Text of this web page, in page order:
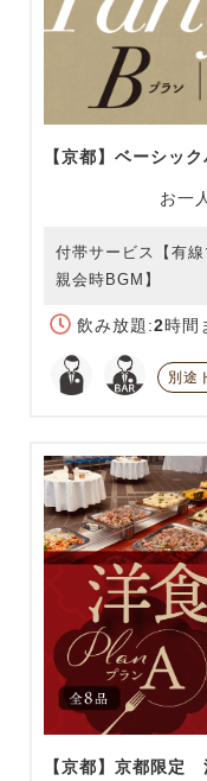
【京都】ベーシッ
お一
付帯サービス【有
親会時BGM】
飲み放題:2時間
別途
【京都】京都限定